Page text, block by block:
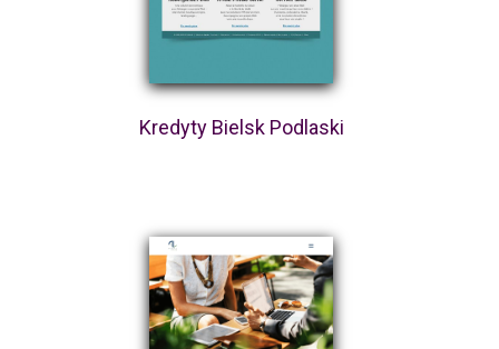
Kredyty Bielsk Podlaski